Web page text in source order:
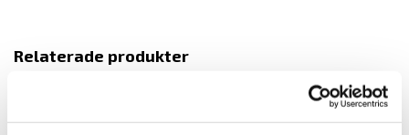
Relaterade produkter